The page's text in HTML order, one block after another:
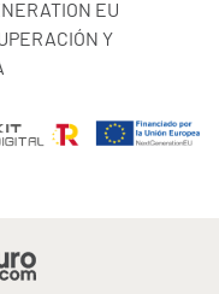
EU
Y